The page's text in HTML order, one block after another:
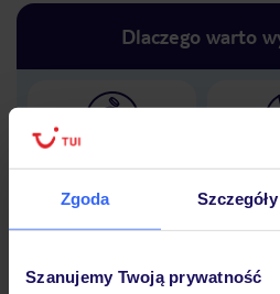
Zgoda Szczegóły
Szanujemy Twoją prywatność
Dlaczego warto